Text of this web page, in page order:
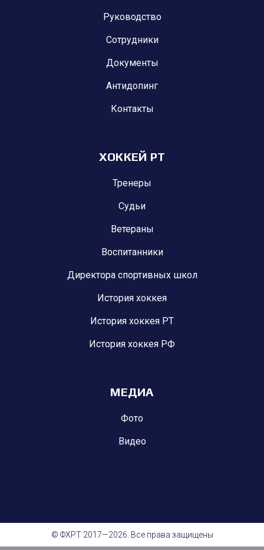
Руководство
Сотрудники
Документы
Антидопинг
Контакты
ХОККЕЙ РТ
Тренеры
Судьи
Ветераны
Воспитанники
Директора спортивных школ
История хоккея
История хоккея РТ
История хоккея РФ
МЕДИА
Фото
Видео
© ФХРТ 2017—2026. Все права защищены